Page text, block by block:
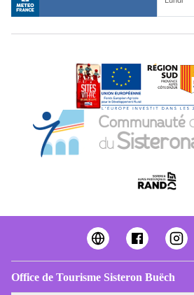
Office de Tourisme Sisteron Buëch